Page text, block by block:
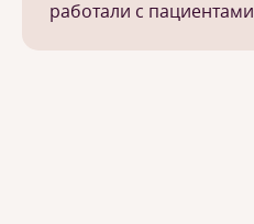
работали с пациентами